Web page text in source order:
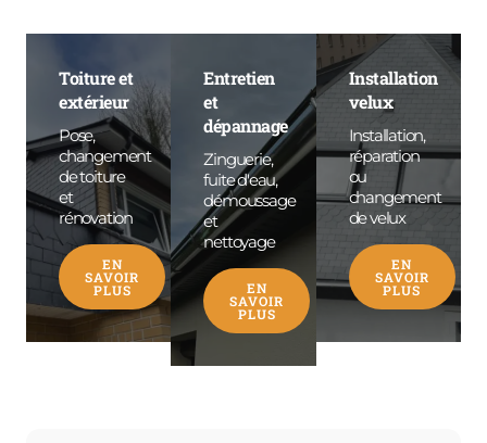
Toiture et
extérieur
Pose,
changement
de toiture
et
rénovation
EN
SAVOIR
PLUS
Entretien
et
dépannage
Zinguerie,
fuite d'eau,
démoussage
et
nettoyage
EN
SAVOIR
PLUS
Installation
velux
Installation,
réparation
ou
changement
de velux
EN
SAVOIR
PLUS